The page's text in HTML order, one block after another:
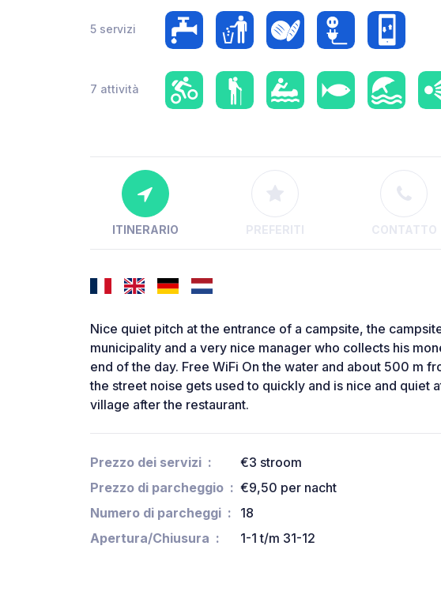
5 servizi
7 attività
ITINERARIO PREFERITI CONTATTO
Nice quiet pitch at the entrance of a campsite, the
municipality and a very nice manager who collects his
end of the day. Free WiFi On the water and about 500 m
the street noise gets used to quickly and is nice and quiet
village after the restaurant.
Prezzo dei servizi
€3 stroom
Prezzo di parcheggio
€9,50 per nacht
Numero di parcheggi
18
Apertura/Chiusura
1-1 t/m 31-12